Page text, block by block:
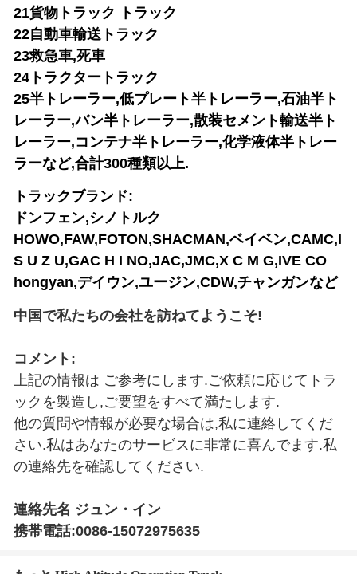
21貨物トラック トラック
22自動車輸送トラック
23救急車,死車
24トラクタートラック
25半トレーラー,低プレート半トレーラー,石油半ト
レーラー,バン半トレーラー,散装セメント輸送半ト
レーラー,コンテナ半トレーラー,化学液体半トレー
ラーなど,合計300種類以上.
トラックブランド:
ドンフェン,シノトルク
HOWO,FAW,FOTON,SHACMAN,ベイベン,CAMC,I
S U Z U,GAC H I NO,JAC,JMC,X C M G,IVE CO
hongyan,デイウン,ユージン,CDW,チャンガンなど
中国で私たちの会社を訪ねてようこそ!
コメント:
上記の情報は ご参考にします.ご依頼に応じてトラ
ックを製造し,ご要望をすべて満たします.
他の質問や情報が必要な場合は,私に連絡してくだ
さい.私はあなたのサービスに非常に喜んでます.私
の連絡先を確認してください.
連絡先名 ジュン・イン
携帯電話:0086-15072975635